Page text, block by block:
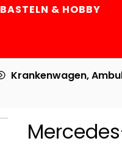
BASTELN & HOBBY
Krankenwagen,